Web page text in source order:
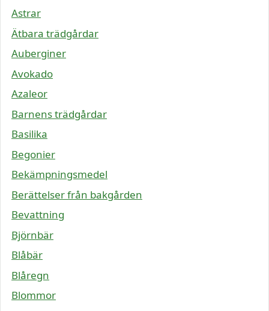
Astrar
Ätbara trädgårdar
Auberginer
Avokado
Azaleor
Barnens trädgårdar
Basilika
Begonier
Bekämpningsmedel
Berättelser från bakgården
Bevattning
Björnbär
Blåbär
Blåregn
Blommor